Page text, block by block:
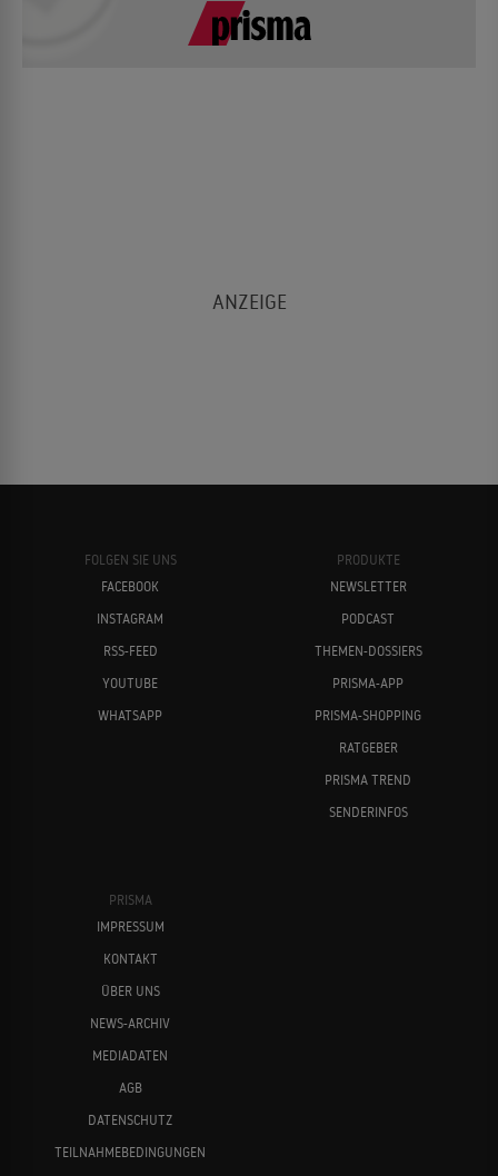
FOLGEN SIE UNS
FACEBOOK
INSTAGRAM
RSS-FEED
YOUTUBE
WHATSAPP
PRODUKTE
NEWSLETTER
PODCAST
THEMEN-DOSSIERS
PRISMA-APP
PRISMA-SHOPPING
RATGEBER
PRISMA TREND
SENDERINFOS
PRISMA
IMPRESSUM
KONTAKT
ÜBER UNS
NEWS-ARCHIV
MEDIADATEN
AGB
DATENSCHUTZ
TEILNAHMEBEDINGUNGEN